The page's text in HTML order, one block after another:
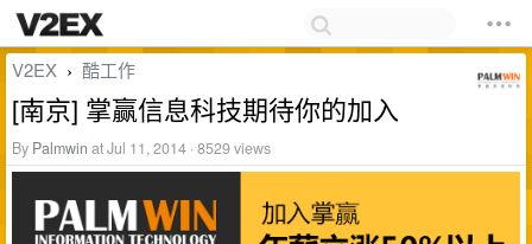
V2EX › 酷工作
[南京] 掌赢信息科技期待你的加入
By Palmwin at Jul 11, 2014 · 8529 views